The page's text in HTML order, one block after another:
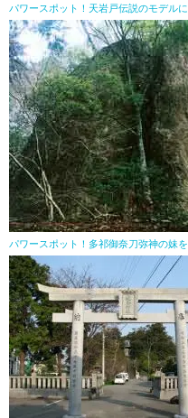
パワースポット！天岩戸伝説のモデル
パワースポット！多祁御奈刀弥神の妹